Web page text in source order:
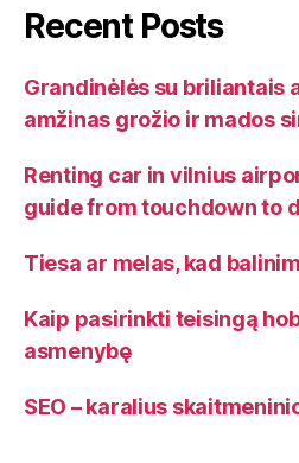
Recent Posts
Grandinėlės su briliantais
amžinas grožio ir mados
Renting car in vilnius
guide from touchdown to
Tiesa ar melas, kad
Kaip pasirinkti teisingą
asmenybę
SEO – karalius